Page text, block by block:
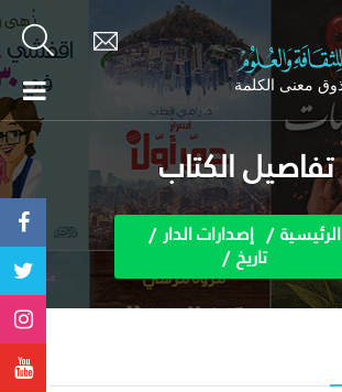
تفاصيل الكتاب
الرئيسية إصدارات الدار
تاريخ